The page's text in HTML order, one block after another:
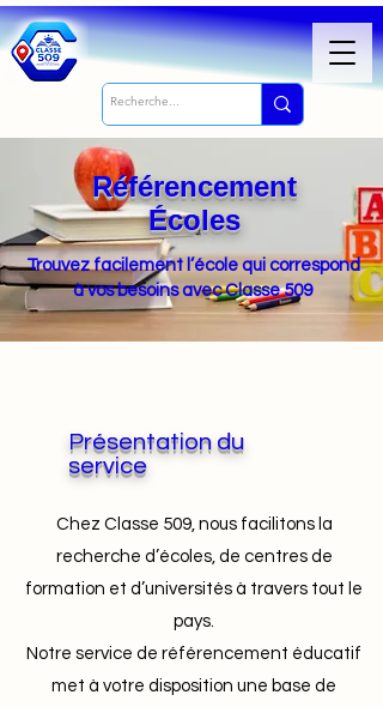
Référencement
Écoles
Trouvez facilement l’école qui correspond
à vos besoins avec Classe 509
Présentation du
service
Chez Classe 509, nous facilitons la
recherche d’écoles, de centres de
formation et d’universités à travers tout le
pays.
Notre service de référencement éducatif
met à votre disposition une base de